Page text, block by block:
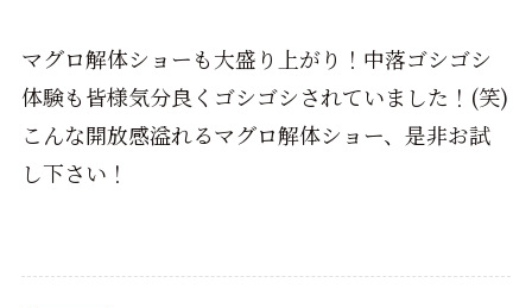
マグロ解体ショーも大盛り上がり！中落ゴシゴシ
体験も皆様気分良くゴシゴシされていました！(笑)
こんな開放感溢れるマグロ解体ショー、是非お試
し下さい！